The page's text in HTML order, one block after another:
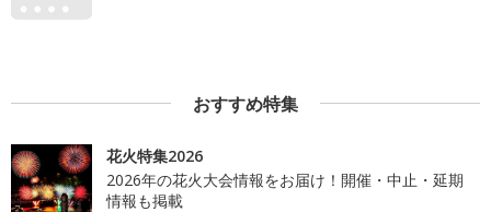
おすすめ特集
花火特集2026
2026年の花火大会情報をお届け！開催・中止・延期
情報も掲載